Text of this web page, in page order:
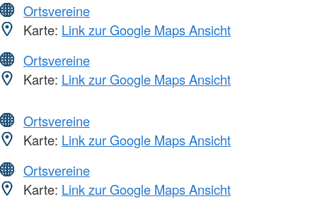
Ortsvereine
Karte: Link zur Google Maps Ansicht
Ortsvereine
Karte: Link zur Google Maps Ansicht
Ortsvereine
Karte: Link zur Google Maps Ansicht
Ortsvereine
Karte: Link zur Google Maps Ansicht